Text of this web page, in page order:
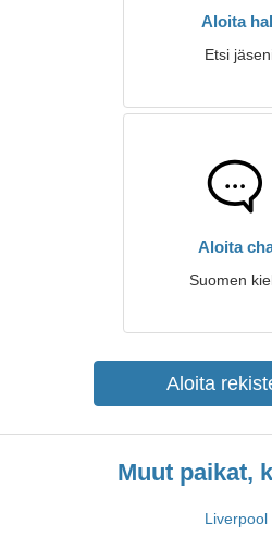
Aloita
Etsi
Aloita
Suomen
Aloita
Muut paikat,
Liverpool